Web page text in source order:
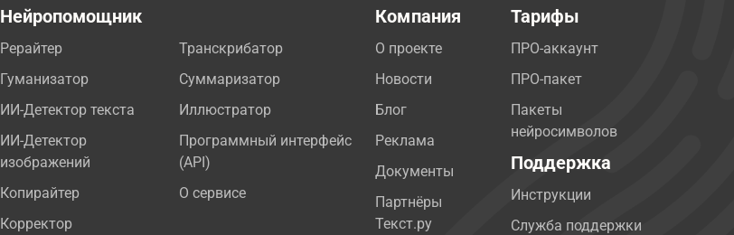
Нейропомощник
Рерайтер
Гуманизатор
ИИ-Детектор текста
ИИ-Детектор
изображений
Копирайтер
Корректор
Транскрибатор
Суммаризатор
Иллюстратор
Программный интерфейс
(API)
О сервисе
Компания
О проекте
Новости
Блог
Реклама
Документы
Партнёры
Текст.ру
Тарифы
ПРО-аккаунт
ПРО-пакет
Пакеты
нейросимволов
Поддержка
Инструкции
Служба поддержки